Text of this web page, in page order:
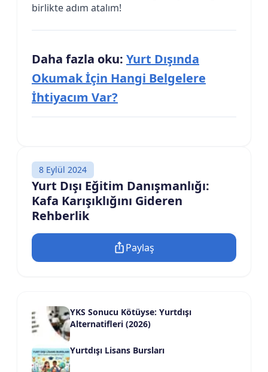
birlikte adım atalım!
Daha fazla oku: Yurt Dışında
Okumak İçin Hangi Belgelere
İhtiyacım Var?
8 Eylül 2024
Yurt Dışı Eğitim Danışmanlığı:
Kafa Karışıklığını Gideren
Rehberlik
Paylaş
YKS Sonucu Kötüyse: Yurtdışı
Alternatifleri (2026)
Yurtdışı Lisans Bursları